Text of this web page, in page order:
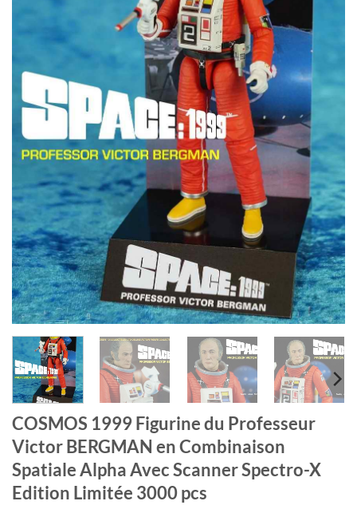
COSMOS 1999 Figurine du Professeur
Victor BERGMAN en Combinaison
Spatiale Alpha Avec Scanner Spectro-X
Edition Limitée 3000 pcs